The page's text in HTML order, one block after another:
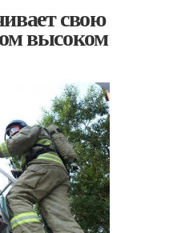
свою
высоком